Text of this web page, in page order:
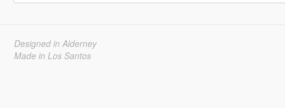
Designed in Alderney
Made in Los Santos